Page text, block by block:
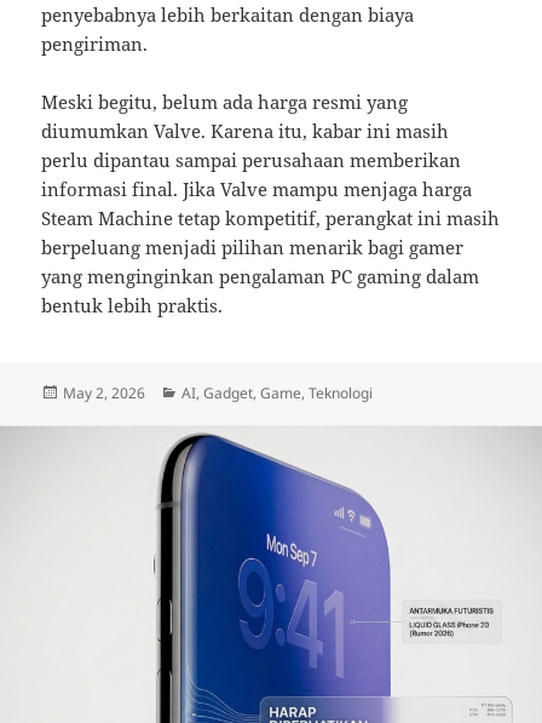
penyebabnya lebih berkaitan dengan biaya
pengiriman.
Meski begitu, belum ada harga resmi yang
diumumkan Valve. Karena itu, kabar ini masih
perlu dipantau sampai perusahaan memberikan
informasi final. Jika Valve mampu menjaga harga
Steam Machine tetap kompetitif, perangkat ini masih
berpeluang menjadi pilihan menarik bagi gamer
yang menginginkan pengalaman PC gaming dalam
bentuk lebih praktis.
Posted
May 2, 2026 Categories
AI,Gadget,Game,Teknologi